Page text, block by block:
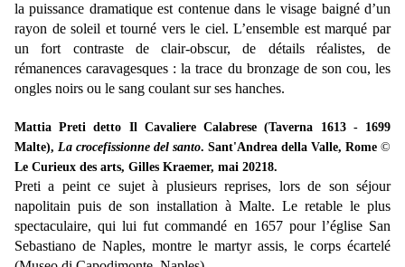
la puissance dramatique est contenue dans le visage baigné d’un
rayon de soleil et tourné vers le ciel. L’ensemble est marqué par
un fort contraste de clair-obscur, de détails réalistes, de
rémanences caravagesques : la trace du bronzage de son cou, les
ongles noirs ou le sang coulant sur ses hanches.
Mattia Preti detto Il Cavaliere Calabrese (Taverna 1613 - 1699
Malte), La crocefissionne del santo. Sant'Andrea della Valle, Rome ©
Le Curieux des arts, Gilles Kraemer, mai 20218.
Preti a peint ce sujet à plusieurs reprises, lors de son séjour
napolitain puis de son installation à Malte. Le retable le plus
spectaculaire, qui lui fut commandé en 1657 pour l’église San
Sebastiano de Naples, montre le martyr assis, le corps écartelé